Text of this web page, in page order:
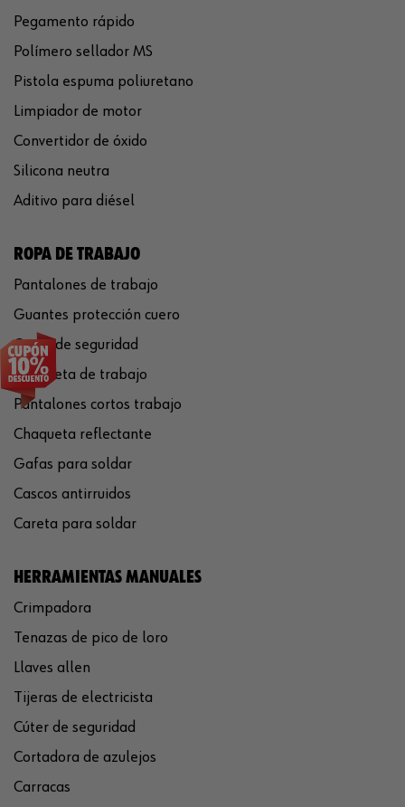
Pegamento rápido
Polímero sellador MS
Pistola espuma poliuretano
Limpiador de motor
Convertidor de óxido
Silicona neutra
Aditivo para diésel
ROPA DE TRABAJO
Pantalones de trabajo
Guantes protección cuero
Casco de seguridad
Chaqueta de trabajo
Pantalones cortos trabajo
Chaqueta reflectante
Gafas para soldar
Cascos antirruidos
Careta para soldar
HERRAMIENTAS MANUALES
Crimpadora
Tenazas de pico de loro
Llaves allen
Tijeras de electricista
Cúter de seguridad
Cortadora de azulejos
Carracas